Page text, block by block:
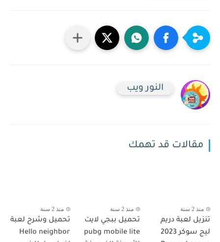
النور ويب
مقالات قد تهمك
منذ 2 سنة
تنزيل لعبة دريم
ليج سوكر 2023
منذ 2 سنة
تحميل ببجي لايت
pubg mobile lite
منذ 2 سنة
تحميل وشرح لعبة
Hello neighbor